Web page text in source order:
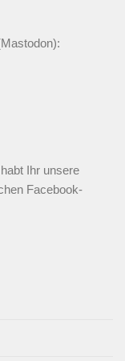
Ihr unsere
Facebook-